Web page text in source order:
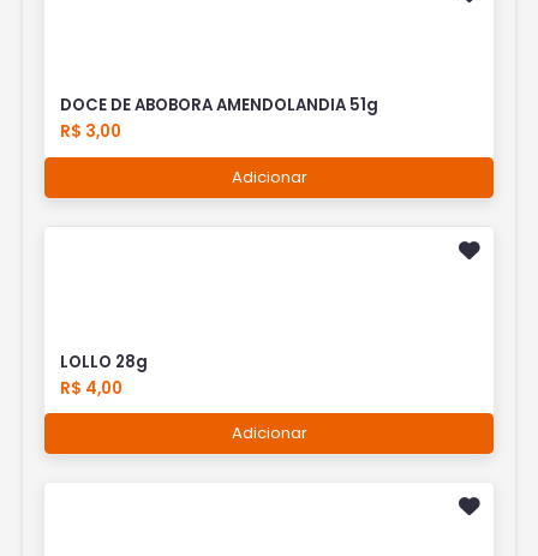
DOCE DE ABOBORA AMENDOLANDIA 51g
R$ 3,00
Adicionar
LOLLO 28g
R$ 4,00
Adicionar